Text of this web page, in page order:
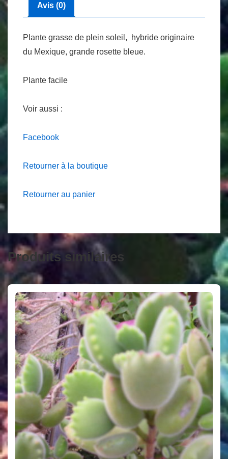
Avis (0)
Plante grasse de plein soleil, hybride originaire
du Mexique, grande rosette bleue.
Plante facile
Voir aussi :
Facebook
Retourner à la boutique
Retourner au panier
Produits similaires